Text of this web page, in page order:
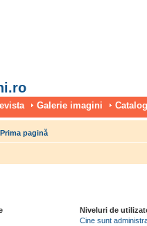
Galerie imagini
Prima pagină
Niveluri de
Cine sunt